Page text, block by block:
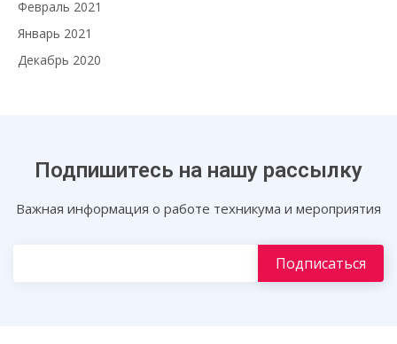
Февраль 2021
Январь 2021
Декабрь 2020
Подпишитесь на нашу рассылку
Важная информация о работе техникума и мероприятия